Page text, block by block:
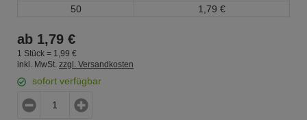
50 1, 79 €
ab 1,79 €
1 Stück = 1, 99 €
inkl. MwSt. zzgl. Versandkosten
sofort verfügbar